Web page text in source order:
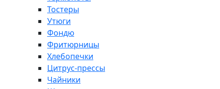
Тостеры
Утюги
Фондю
Фритюрницы
Хлебопечки
Цитрус-прессы
Чайники